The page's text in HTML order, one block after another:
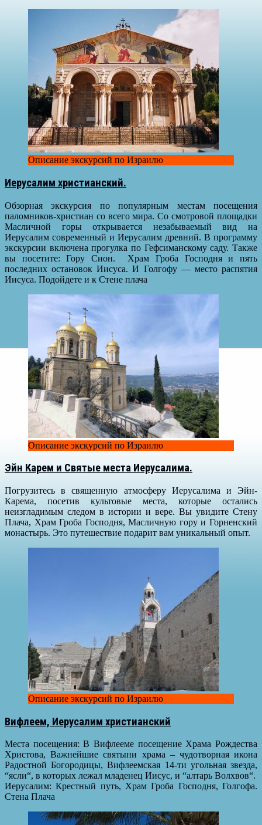
Описание экскурсий по Израилю
Иерусалим христианский.
Обзорная экскурсия по популярным местам посещения
паломников-христиан со всего мира. Со смотровой площадки
Масличной горы открывается незабываемый вид на
Иерусалим современный и Иерусалим древний. В программу
экскурсии включена прогулка по Гефсиманскому саду. Также
вы посетите: Гору Сион. Храм Гроба Господня и пять
последних остановок Иисуса. И Голгофу — место распятия
Иисуса. Подойдете и к Стене плача
Описание экскурсий по Израилю
Эйн Карем и Святые места Иерусалима.
Погрузитесь в священную атмосферу Иерусалима и Эйн-
Карема, посетив культовые места, которые остались
неизгладимым следом в истории и вере. Вы увидите Стену
Плача, Храм Гроба Господня, Масличную гору и Горненский
монастырь. Это путешествие подарит вам уникальный опыт.
Описание экскурсий по Израилю
Вифлеем, Иерусалим христианский
Места посещения: В Вифлееме посещение Храма Рождества
Христова, Важнейшие святыни храма – чудотворная икона
Радостной Богородицы, Вифлеемская 14-ти угольная звезда,
“ясли“, в которых лежал младенец Иисус, и “алтарь Волхвов“.
Иерусалим: Крестный путь, Храм Гроба Господня, Голгофа.
Стена Плача